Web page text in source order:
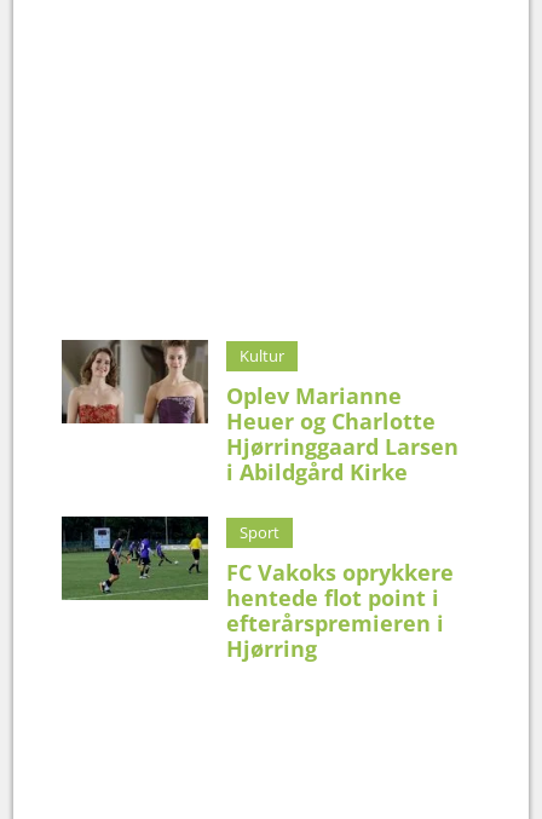
Kultur
Oplev Marianne
Heuer og Charlotte
Hjørringgaard Larsen
i Abildgård Kirke
Sport
FC Vakoks oprykkere
hentede flot point i
efterårspremieren i
Hjørring